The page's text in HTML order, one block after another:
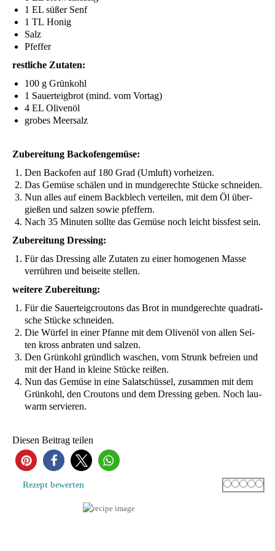
1 EL süßer Senf
1 TL Honig
Salz
Pfef­fer
rest­li­che Zutaten:
100 g Grünkohl
1 Sau­er­teig­brot (mind. vom Vortag)
4 EL Olivenöl
gro­bes Meersalz
Zube­rei­tung Backofengemüse:
Den Back­ofen auf 180 Grad (Umluft) vorheizen.
Das Gemü­se schä­len und in mund­ge­rech­te Stü­cke schneiden.
Nun alles auf einem Back­blech ver­tei­len, mit dem Öl über­
gie­ßen und sal­zen sowie pfeffern.
Nach 35 Minu­ten soll­te das Gemü­se noch leicht biss­fest sein.
Zube­rei­tung Dressing:
Für das Dres­sing alle Zuta­ten zu einer homo­ge­nen Mas­se
ver­rüh­ren und bei­sei­te stellen.
wei­te­re Zubereitung:
Für die Sau­er­teig­c­rou­tons das Brot in mund­ge­rech­te qua­dra­ti­
sche Stü­cke schneiden.
Die Wür­fel in einer Pfan­ne mit dem Oli­ven­öl von allen Sei­
ten kross anbra­ten und salzen.
Den Grün­kohl gründ­lich waschen, vom Strunk befrei­en und
mit der Hand in klei­ne Stü­cke reißen.
Nun das Gemü­se in eine Salat­schüs­sel, zusam­men mit dem
Grün­kohl, den Crou­tons und dem Dres­sing geben. Noch lau­
warm servieren.
Die­sen Bei­trag teilen
52
Rezept bewer­ten Rating
1 star
2 stars
3 stars
4 5